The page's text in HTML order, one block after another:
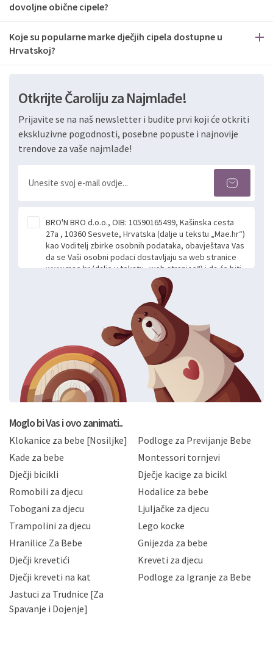
dovoljne obične cipele?
Koje su popularne marke dječjih cipela dostupne u
Hrvatskoj?
Otkrijte Čaroliju za Najmlađe!
Prijavite se na naš newsletter i budite prvi koji će otkriti
ekskluzivne pogodnosti, posebne popuste i najnovije
trendove za vaše najmlađe!
BRO'N BRO d.o.o., OIB: 10590165499, Kašinska cesta
27a , 10360 Sesvete, Hrvatska (dalje u tekstu „Mae.hr“)
kao Voditelj zbirke osobnih podataka, obavještava Vas
da se Vaši osobni podaci dostavljaju sa web stranice
www.mae.hr (dalje u tekstu „web stranice“) i da će biti
obrađeni. Prihvaćanjem ove Izjave smatra se da
slobodno i izričito dajete privolu za prikupljanje i daljnju
obradu Vaših osobnih podataka koje ustupate Mae.hr
putem ovih web stranica u svrhu odgovora i daljnje
komunikacije na Vaš upit poslan kroz kontakt obrazac.
Radi se o dobrovoljnom davanju podataka te ovu
Izjavu niste dužni prihvatiti odnosno niste dužni unositi
svoje osobne podatke u jednu od prijavnih
formi/obrazaca dostupnih na ovim web stranicama.
BRO'N BRO d.o.o. će s Vašim osobnim podacima
postupati sukladno Općoj uredbi o zaštiti podataka
privatnosti i kolačića koju možete pročitati ovdje i
Hrvatske, a uvijek uz primjenu odgovarajućih tehničkih i
sigurnosnih mjera zaštite osobnih podataka od
neovlaštenog pristupa, zlouporabe, otkrivanja,
gubitka ili uništenja. Mae.hr štiti privatnost svojih
korisnika i posjetitelja web stranica, čuva povjerljivost
Vaših osobnih podataka te omogućava pristup i
priopćavanje osobnih podataka samo onim svojim
zaposlenicima kojima su isti potrebni radi provedbe
slučajevima koji su dozvoljeni zakonima. Napominjemo
da možete u svako doba, u potpunosti ili djelomice,
zatražiti prestanak aktivnosti obrade Vaših osobnih
podataka. Opoziv privole možete podnijeti poštom na
gore navedenu adresu ili e-mailom na adresu:
Moglo bi Vas i ovo zanimati..
Klokanice za bebe [Nosiljke]
Podloge za Previjanje Bebe
Kade za bebe
Montessori tornjevi
Dječji bicikli
Dječje kacige za bicikl
Romobili za djecu
Hodalice za bebe
Tobogani za djecu
Ljuljačke za djecu
Trampolini za djecu
Lego kocke
Hranilice Za Bebe
Gnijezda za bebe
Dječji krevetići
Kreveti za djecu
Dječji kreveti na kat
Podloge za Igranje za Bebe
Jastuci za Trudnice [Za
Spavanje i Dojenje]